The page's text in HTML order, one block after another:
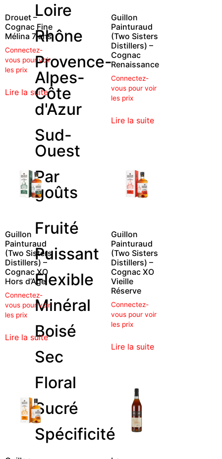
Loire
Rhône
Provence-
Alpes-
Côte
d'Azur
Sud-
Ouest
Par
goûts
Fruité
Puissant
Flexible
Minéral
Boisé
Sec
Floral
Sucré
Spécificité
Drouet –
Cognac Fine
Mélina 7 ans
Connectez-
vous pour voir
les prix
Lire la suite
Guillon
Painturaud
(Two Sisters
Distillers) –
Cognac
Renaissance
Connectez-
vous pour voir
les prix
Lire la suite
Guillon
Painturaud
(Two Sisters
Distillers) –
Cognac XO
Hors d’Age
Connectez-
vous pour voir
les prix
Lire la suite
Guillon
Painturaud
(Two Sisters
Distillers) –
Cognac XO
Vieille
Réserve
Connectez-
vous pour voir
les prix
Lire la suite